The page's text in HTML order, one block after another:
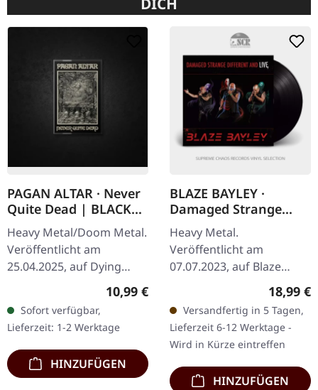
PAGAN ALTAR · Never
Quite Dead | BLACK
TAPE
Heavy Metal/Doom Metal.
Veröffentlicht am
25.04.2025, auf Dying
Victims Productions.
Musik-Kassette mit
Aufkleber, Button. Pagan
Altar kehren aus dem…
Regulärer Preis:
10,99 €
Sofort verfügbar,
Lieferzeit: 1-2 Werktage
HINZUFÜGEN
BLAZE BAYLEY ·
Damaged Strange
Different And Live |
BLACK LP
Heavy Metal.
Veröffentlicht am
07.07.2023, auf Blaze
Bayley Recs. Schwarzes
Vinyl. Blaze Bayleys
'Damaged Strange
Different And Live' ist
eine…
18,99 €
Versandfertig in 5 Tagen,
Lieferzeit 6-12 Werktage -
Wird in Kürze eintreffen
HINZUFÜGEN